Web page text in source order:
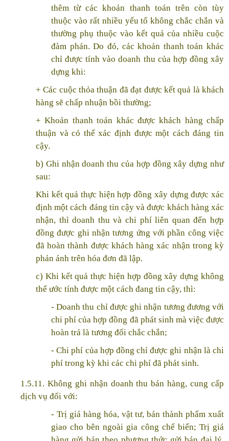
thêm từ các khoản thanh toán trên còn tùy
thuộc vào rất nhiều yếu tố không chắc chắn và
thường phụ thuộc vào kết quả của nhiều cuộc
đàm phán. Do đó, các khoản thanh toán khác
chỉ được tính vào doanh thu của hợp đồng xây
dựng khi:
+ Các cuộc thỏa thuận đã đạt được kết quả là khách
hàng sẽ chấp nhuận bồi thường;
+ Khoản thanh toán khác được khách hàng chấp
thuận và có thể xác định được một cách đáng tin
cậy.
b) Ghi nhận doanh thu của hợp đồng xây dựng như
sau:
Khi kết quả thực hiện hợp đồng xây dựng được xác
định một cách đáng tin cậy và được khách hàng xác
nhận, thì doanh thu và chi phí liên quan đến hợp
đồng được ghi nhận tương ứng với phần công việc
đã hoàn thành được khách hàng xác nhận trong kỳ
phản ánh trên hóa đơn đã lập.
c) Khi kết quả thực hiện hợp đồng xây dựng không
thể ước tính được một cách đang tin cậy, thì:
- Doanh thu chỉ được ghi nhận tương đương với
chi phí của hợp đồng đã phát sinh mà việc được
hoàn trả là tương đối chắc chắn;
- Chi phí của hợp đồng chỉ được ghi nhận là chi
phí trong kỳ khi các chi phí đã phát sinh.
1.5.11. Không ghi nhận doanh thu bán hàng, cung cấp
dịch vụ đối với:
- Trị giá hàng hóa, vật tư, bán thành phẩm xuất
giao cho bên ngoài gia công chế biến; Trị giá